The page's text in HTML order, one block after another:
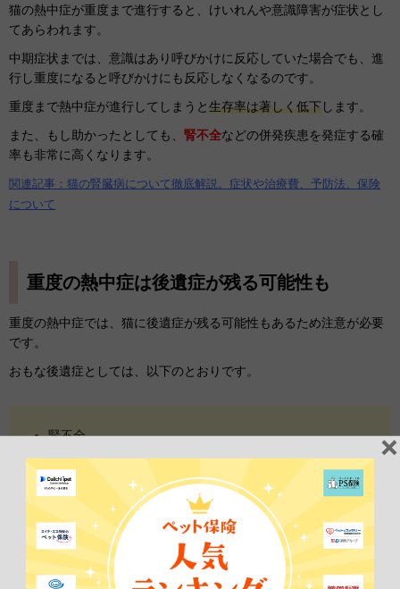
猫の熱中症が重度まで進行すると、けいれんや意識障害が症状とし
てあらわれます。
中期症状までは、意識はあり呼びかけに反応していた場合でも、進
行し重度になると呼びかけにも反応しなくなるのです。
重度まで熱中症が進行してしまうと生存率は著しく低下します。
また、もし助かったとしても、 腎不全などの併発疾患を発症する確
率も非常に高くなります。
関連記事：猫の腎臓病について徹底解説。症状や治療費、予防法、保険
について
重度の熱中症は後遺症が残る可能性も
重度の熱中症では、猫に後遺症が残る可能性もあるため注意が必要
です。
おもな後遺症としては、以下のとおりです。
腎不全
脳障害
心臓病
熱中症になると、全身が高体温により ショック症状に陥ることがあ
ります。